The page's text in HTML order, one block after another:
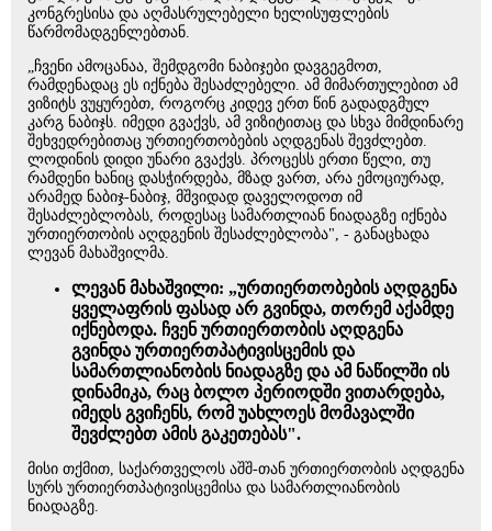
კონგრესისა და აღმასრულებელი ხელისუფლების
წარმომადგენლებთან.
„ჩვენი ამოცანაა, შემდგომი ნაბიჯები დავგეგმოთ,
რამდენადაც ეს იქნება შესაძლებელი. ამ მიმართულებით ამ
ვიზიტს ვუყურებთ, როგორც კიდევ ერთ წინ გადადგმულ
კარგ ნაბიჯს. იმედი გვაქვს, ამ ვიზიტითაც და სხვა მიმდინარე
შეხვედრებითაც ურთიერთობების აღდგენას შევძლებთ.
ლოდინის დიდი უნარი გვაქვს. პროცესს ერთი წელი, თუ
რამდენი ხანიც დასჭირდება, მზად ვართ, არა ემოციურად,
არამედ ნაბიჯ-ნაბიჯ, მშვიდად დაველოდოთ იმ
შესაძლებლობას, როდესაც სამართლიან ნიადაგზე იქნება
ურთიერთობის აღდგენის შესაძლებლობა", - განაცხადა
ლევან მახაშვილმა.
ლევან მახაშვილი: „ურთიერთობების აღდგენა
ყველაფრის ფასად არ გვინდა, თორემ აქამდე
იქნებოდა. ჩვენ ურთიერთობის აღდგენა
გვინდა ურთიერთპატივისცემის და
სამართლიანობის ნიადაგზე და ამ ნაწილში ის
დინამიკა, რაც ბოლო პერიოდში ვითარდება,
იმედს გვიჩენს, რომ უახლოეს მომავალში
შევძლებთ ამის გაკეთებას".
მისი თქმით, საქართველოს აშშ-თან ურთიერთობის აღდგენა
სურს ურთიერთპატივისცემისა და სამართლიანობის
ნიადაგზე.